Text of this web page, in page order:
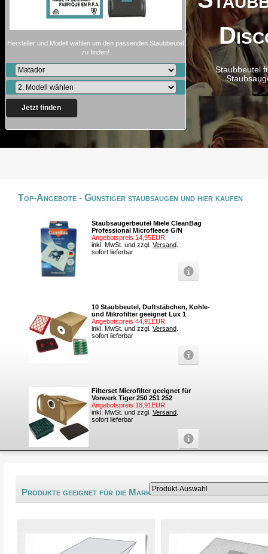
Staubbeutel
Hersteller und Modell wählen um den passenden Staubbeutel
zu finden!
Jetzt finden
Top-Angebote - Günstiger staubsaugen und hier kaufen
Staubsaugerbeutel Miele CleanBag
Professional Microfleece G/N
Angebotspreis 14,95EUR
inkl. MwSt. und zzgl. Versand
sofort lieferbar
10 Staubbeutel, Duftstäbchen, Kohle-
und Mikrofilter geeignet Lux 1
Angebotspreis 44,91EUR
inkl. MwSt. und zzgl. Versand
sofort lieferbar
Filterset Microfilter geeignet für
Vorwerk Tiger 250 251 252
Angebotspreis 18,91EUR
inkl. MwSt. und zzgl. Versand
sofort lieferbar
Produkte geeignet für die Marke Matador®